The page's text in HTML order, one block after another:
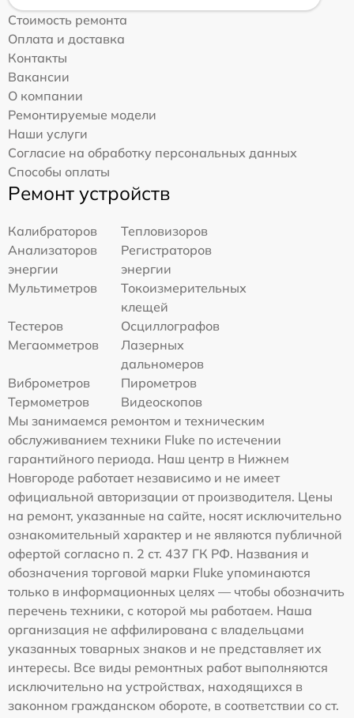
Стоимость ремонта
Оплата и доставка
Контакты
Вакансии
О компании
Ремонтируемые модели
Наши услуги
Согласие на обработку персональных данных
Способы оплаты
Ремонт устройств
Калибраторов
Тепловизоров
Анализаторов
энергии
Регистраторов
энергии
Мультиметров
Токоизмерительных
клещей
Тестеров
Осциллографов
Мегаомметров
Лазерных
дальномеров
Виброметров
Пирометров
Термометров
Видеоскопов
Мы занимаемся ремонтом и техническим
обслуживанием техники Fluke по истечении
гарантийного периода. Наш центр в Нижнем
Новгороде работает независимо и не имеет
официальной авторизации от производителя. Цены
на ремонт, указанные на сайте, носят исключительно
ознакомительный характер и не являются публичной
офертой согласно п. 2 ст. 437 ГК РФ. Названия и
обозначения торговой марки Fluke упоминаются
только в информационных целях — чтобы обозначить
перечень техники, с которой мы работаем. Наша
организация не аффилирована с владельцами
указанных товарных знаков и не представляет их
интересы. Все виды ремонтных работ выполняются
исключительно на устройствах, находящихся в
законном гражданском обороте, в соответствии со ст.